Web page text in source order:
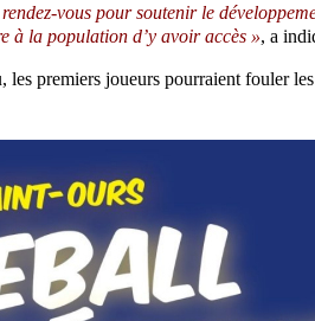
vous pour soutenir le
à la population d’y avoir accès », a
les premiers joueurs pourraient fouler